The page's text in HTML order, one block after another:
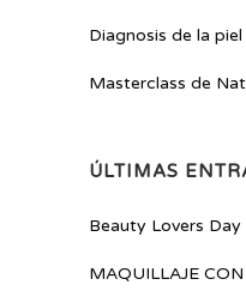
Diagnosis de la piel
Masterclass de
ÚLTIMAS
Beauty Lovers
MAQUILLAJE